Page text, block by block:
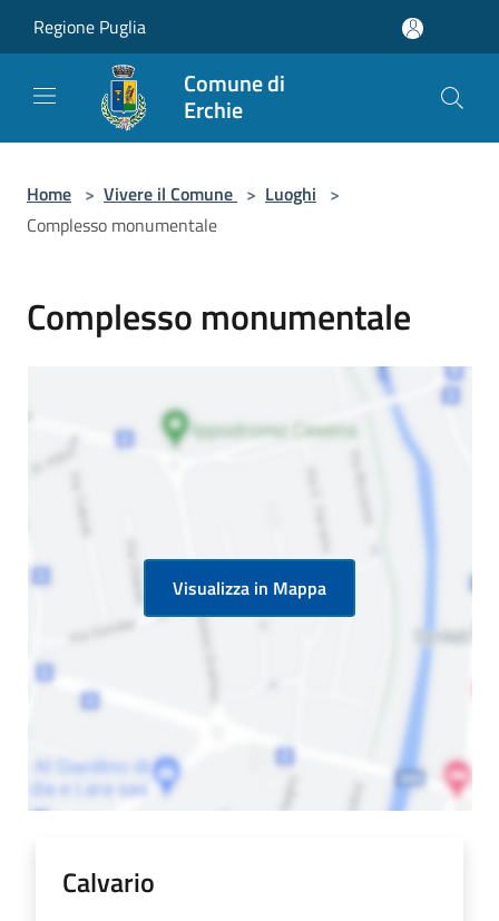
Regione Puglia
Comune di
Erchie
Home > Vivere il Comune > Luoghi >
Complesso monumentale
Complesso monumentale
Visualizza in Mappa
Calvario